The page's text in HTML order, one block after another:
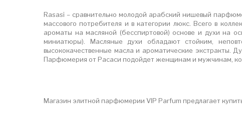
Rasasi – сравнительно молодой арабский нишевый
массового потребителя и в категории люкс. Всего в
ароматы на масляной (бесспиртовой) основе и духи на
миниатюры). Масляные духи обладают стойким,
высококачественные масла и ароматические экстракты.
Парфюмерия от Расаси подойдет женщинам и мужчинам,
Магазин элитной парфюмерии VIP Parfum предлагает